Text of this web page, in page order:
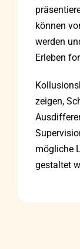
können
werden
Erleben
zeigen,
mögliche
gestaltet